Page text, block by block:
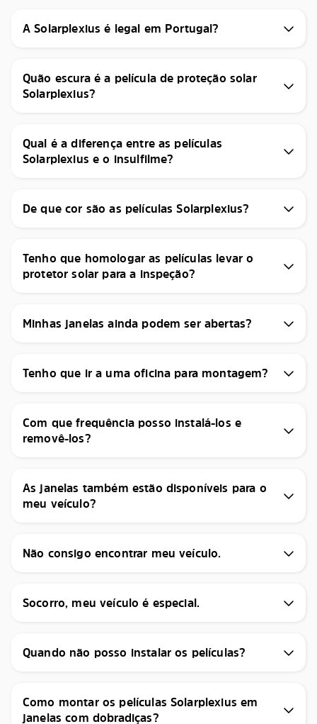
A Solarplexius é legal em Portugal?
Quão escura é a película de proteção solar
Solarplexius?
Qual é a diferença entre as películas
Solarplexius e o insulfilme?
De que cor são as películas Solarplexius?
Tenho que homologar as películas levar o
protetor solar para a inspeção?
Minhas janelas ainda podem ser abertas?
Tenho que ir a uma oficina para montagem?
Com que frequência posso instalá-los e
removê-los?
As janelas também estão disponíveis para o
meu veículo?
Não consigo encontrar meu veículo.
Socorro, meu veículo é especial.
Quando não posso instalar os películas?
Como montar os películas Solarplexius em
janelas com dobradiças?